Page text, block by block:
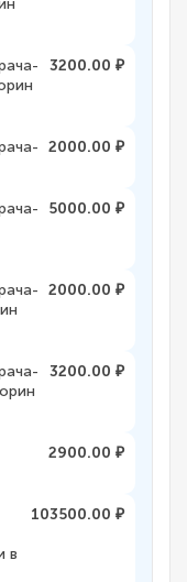
3200.00 ₽
2000.00 ₽
5000.00 ₽
2000.00 ₽
3200.00 ₽
2900.00 ₽
в
103500.00 ₽